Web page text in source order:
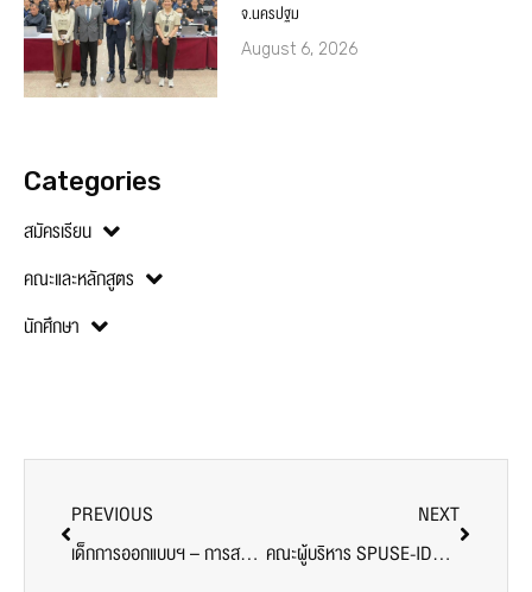
จ.นครปฐม
August 6, 2026
Categories
สมัครเรียน
คณะและหลักสูตร
นักศึกษา
PREVIOUS
เด็กการออกแบบฯ – การสร้างเจ้าของธุรกิจ SPU คว้ารางวัลออกแบบ Co-Living คลองสาน – ไอเดียเพื่ออนาคตเมือง
NEXT
คณะผู้บริหาร SPUSE-IDE หารือ ‘สถานทูตฟินแลนด์’ เดินหน้าความร่วมมือแนวทางจัดงาน Slush’D Thailand